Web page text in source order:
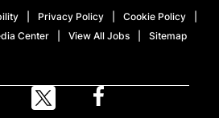
Privacy Policy Cookie Policy
Center View All Jobs Sitemap